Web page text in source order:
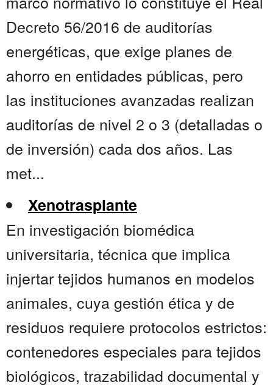
Decreto 56/2016 de auditorías
energéticas, que exige planes de
ahorro en entidades públicas, pero
las instituciones avanzadas realizan
auditorías de nivel 2 o 3 (detalladas o
de inversión) cada dos años. Las
met...
Xenotrasplante
En investigación biomédica
universitaria, técnica que implica
injertar tejidos humanos en modelos
animales, cuya gestión ética y de
residuos requiere protocolos estrictos:
contenedores especiales para tejidos
biológicos, trazabilidad documental y